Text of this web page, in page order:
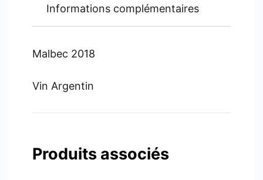
Informations complémentaires
Malbec 2018
Vin Argentin
Produits associés